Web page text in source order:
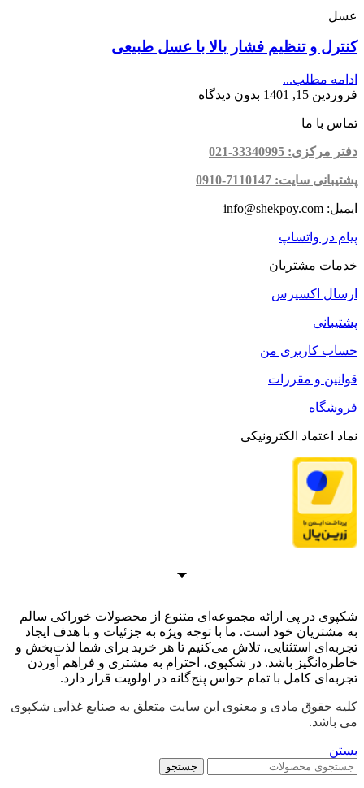
عسل
کنترل و تنظیم فشار بالا با عسل طبیعی
ادامه مطلب...
فروردین 15, 1401
بدون دیدگاه
تماس با ما
دفتر مرکزی: 33340995-021
پشتیبانی سایت: 7110147-0910
ایمیل: info@shekpoy.com
پیام در واتساپ
خدمات مشتریان
ارسال اکسپرس
پشتیبانی
حساب کاربری من
قوانین و مقررات
فروشگاه
نماد اعتماد الکترونیکی
شکپوی در پی ارائه مجموعه‌ای متنوع از محصولات خوراکی سالم
به مشتریان خود است. ما با توجه ویژه به جزئیات و با هدف ایجاد
تجربه‌ای استثنایی، تلاش می‌کنیم تا هر خرید برای شما لذت‌بخش و
خاطره‌انگیز باشد. در شکپوی، احترام به مشتری و فراهم آوردن
تجربه‌ای کامل با تمام حواس پنج‌گانه در اولویت قرار دارد.
کلیه حقوق مادی و معنوی این سایت متعلق به صنایع غذایی شکپوی
می باشد.
بستن
جستجو